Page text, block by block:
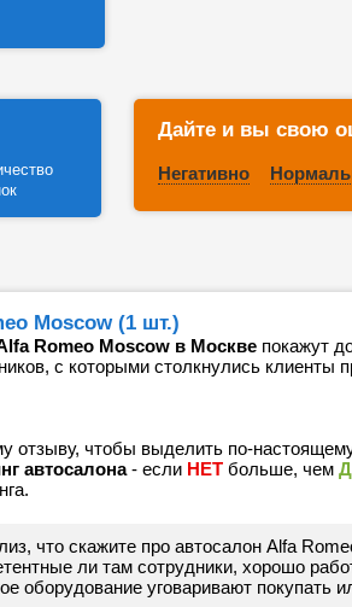
Дайте и вы свою
Негативно
Moscow (1 шт.)
Romeo Moscow в Москвепокажут
с которыми столкнулись клиенты
отзыву, чтобы выделить по-
автосалона- если НЕТбольше, чем
что скажите про автосалон Alfa
ли там сотрудники, хорошо
оборудование уговаривают покупать